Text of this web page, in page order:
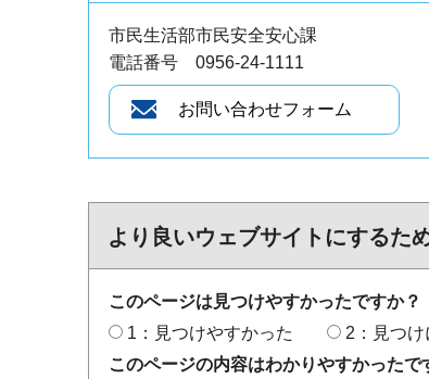
市民生活部市民安全安心課
電話番号 0956-24-1111
より良いウェブサイトにするた
このページは見つけやすかったですか？
1：見つけやすかった
2：見つけ
このページの内容はわかりやすかったで